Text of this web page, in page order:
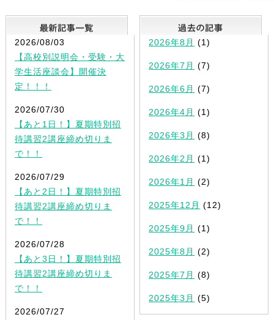
最新記事一覧
2026/08/03
【高校別説明会・受験・大
学生活座談会】開催決
定！！！
2026/07/30
【あと1日！】夏期特別招
待講習2講座締め切りま
で！！
2026/07/29
【あと2日！】夏期特別招
待講習2講座締め切りま
で！！
2026/07/28
【あと3日！】夏期特別招
待講習2講座締め切りま
で！！
2026/07/27
2026年8月 (1)
2026年7月 (7)
2026年6月 (7)
2026年4月 (1)
2026年3月 (8)
2026年2月 (1)
2026年1月 (2)
2025年12月 (12)
2025年9月 (1)
2025年8月 (2)
2025年7月 (8)
2025年3月 (5)